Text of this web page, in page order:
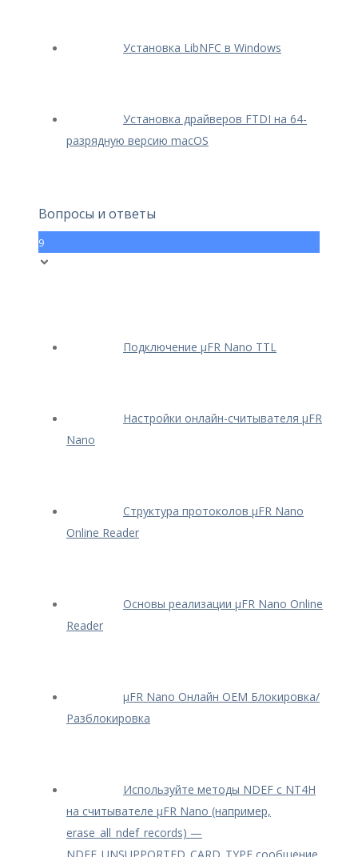
Установка LibNFC в Windows
Установка драйверов FTDI на 64-
разрядную версию macOS
Вопросы и ответы
9
Подключение μFR Nano TTL
Настройки онлайн-считывателя μFR
Nano
Структура протоколов μFR Nano
Online Reader
Основы реализации μFR Nano Online
Reader
μFR Nano Онлайн OEM Блокировка/
Разблокировка
Используйте методы NDEF с NT4H
на считывателе μFR Nano (например,
erase_all_ndef_records) —